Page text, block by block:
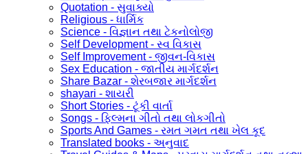
Quotation - સુવાક્યો
Religious - ધાર્મિક
Science - વિજ્ઞાન તથા ટેકનોલોજી
Self Development - સ્વ વિકાસ
Self Improvement - જીવન-વિકાસ
Sex Education - જાતીય માર્ગદર્શન
Share Bazar - શેરબજાર માર્ગદર્શન
shayari - શાયરી
Short Stories - ટૂંકી વાર્તા
Songs - ફિલ્મના ગીતો તથા લોકગીતો
Sports And Games - રમત ગમત તથા ખેલ કૂદ
Translated books - અનુવાદ